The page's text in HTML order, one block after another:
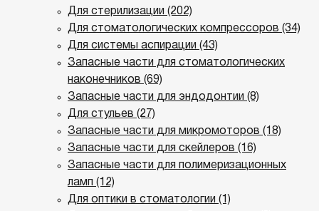
Для стерилизации (202)
Для стоматологических компрессоров (34)
Для системы аспирации (43)
Запасные части для стоматологических
наконечников (69)
Запасные части для эндодонтии (8)
Для стульев (27)
Запасные части для микромоторов (18)
Запасные части для скейлеров (16)
Запасные части для полимеризационных
ламп (12)
Для оптики в стоматологии (1)